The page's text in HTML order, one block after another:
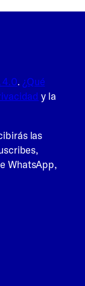
4.0. ¿Qué
y la
las
WhatsApp,